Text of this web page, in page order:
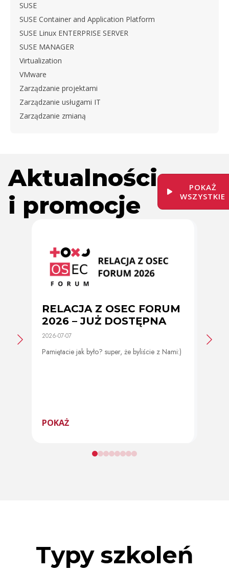
SUSE
SUSE Container and Application Platform
SUSE Linux ENTERPRISE SERVER
SUSE MANAGER
Virtualization
VMware
Zarządzanie projektami
Zarządzanie usługami IT
Zarządzanie zmianą
Aktualności
i promocje
POKAŻ
WSZYSTKIE
RELACJA Z OSEC FORUM
2026 – JUŻ DOSTĘPNA
2026-07-07
Pamiętacie jak było? super, że byliście z Nami:)
POKAŻ
2026-
Typy szkoleń